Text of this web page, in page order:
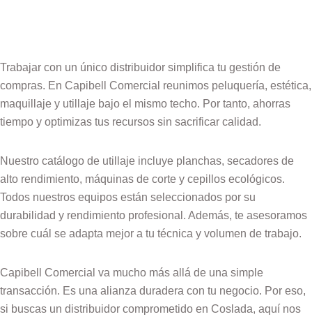
Trabajar con un único distribuidor simplifica tu gestión de
compras. En Capibell Comercial reunimos peluquería, estética,
maquillaje y utillaje bajo el mismo techo. Por tanto, ahorras
tiempo y optimizas tus recursos sin sacrificar calidad.
Nuestro catálogo de utillaje incluye planchas, secadores de
alto rendimiento, máquinas de corte y cepillos ecológicos.
Todos nuestros equipos están seleccionados por su
durabilidad y rendimiento profesional. Además, te asesoramos
sobre cuál se adapta mejor a tu técnica y volumen de trabajo.
Capibell Comercial va mucho más allá de una simple
transacción. Es una alianza duradera con tu negocio. Por eso,
si buscas un distribuidor comprometido en Coslada, aquí nos